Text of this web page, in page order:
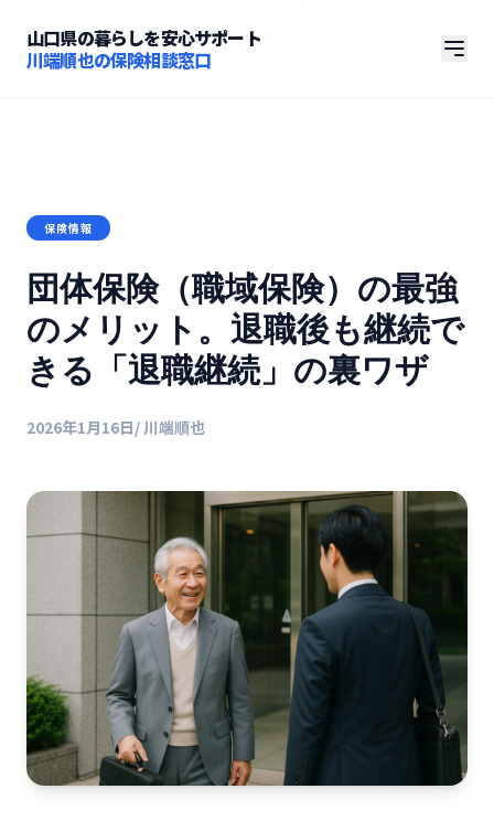
山口県の暮らしを安心サポート
川端順也の保険相談窓口
コラム
団体保険（職域保険）の最強のメリット。退職後も
継続できる「退職継続」の裏ワザ
保険情報
団体保険（職域保険）の最強
のメリット。退職後も継続で
きる「退職継続」の裏ワザ
2026年1月16日/ 川端順也